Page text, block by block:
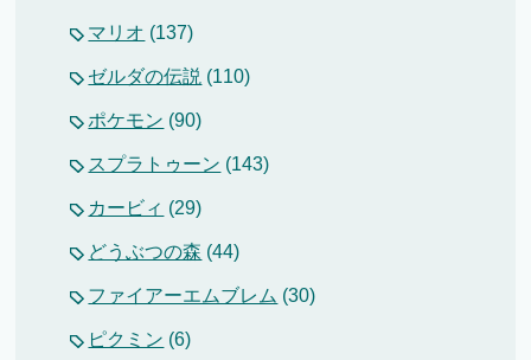
マリオ (137)
ゼルダの伝説 (110)
ポケモン (90)
スプラトゥーン (143)
カービィ (29)
どうぶつの森 (44)
ファイアーエムブレム (30)
ピクミン (6)